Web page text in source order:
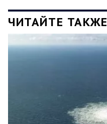
ЧИТАЙТЕ ТАКЖЕ